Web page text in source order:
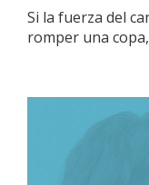
Si la fuerza del
romper una